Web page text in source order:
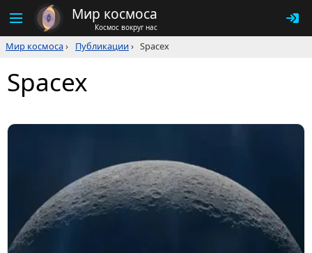
Мир космоса
Космос вокруг нас
Мир космоса› Публикации› Spacex
Spacex